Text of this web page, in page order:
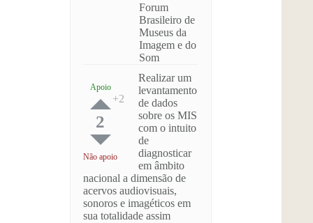
Forum
Brasileiro de
Museus da
Imagem e do
Som
Apoio
2
Não apoio
Realizar um
levantamento
de dados
sobre os MIS
com o intuito
de
diagnosticar
em âmbito
nacional a dimensão de
acervos audiovisuais,
sonoros e imagéticos em
sua totalidade assim